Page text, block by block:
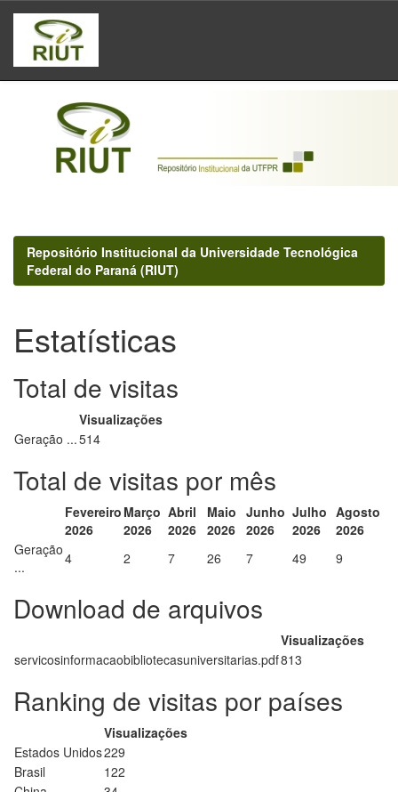
Skip
navigation
Repositório Institucional da Universidade Tecnológica
Federal do Paraná (RIUT)
Estatísticas
Total de visitas
Visualizações
Geração ...514
Total de visitas por mês
Fevereiro
2026
Março
2026
Abril
2026
Maio
2026
Junho
2026
Julho
2026
Agosto
2026
Geração
...
4 2 7 26 7 49 9
Download de arquivos
Visualizações
servicosinformacaobibliotecasuniversitarias.pdf813
Ranking de visitas por países
Visualizações
Estados Unidos229
Brasil
122